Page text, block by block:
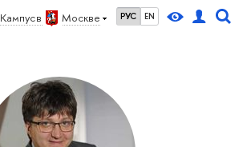
Кампус в Москве РУС EN